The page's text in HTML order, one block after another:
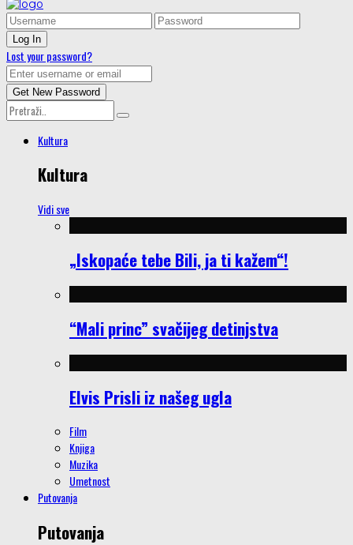
Lost your password?
Kultura
Kultura
Vidi sve
„Iskopaće tebe Bili, ja ti kažem“!
“Mali princ” svačijeg detinjstva
Elvis Prisli iz našeg ugla
Film
Knjiga
Muzika
Umetnost
Putovanja
Putovanja